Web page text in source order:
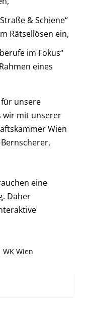
& Schiene“
Rätsellösen ein,
im Fokus“
eines
für unsere
wir mit unserer
Wien
eine
Daher
WK Wien